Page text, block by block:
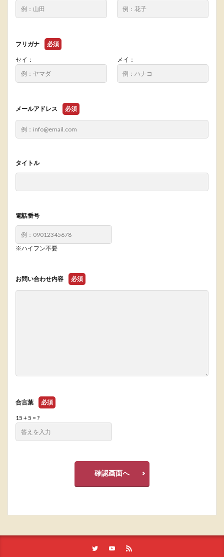
フリガナ 必須
セイ： メイ：
メールアドレス 必須
タイトル
電話番号
※ハイフン不要
お問い合わせ内容 必須
合言葉 必須
15 + 5 = ?
確認画面へ